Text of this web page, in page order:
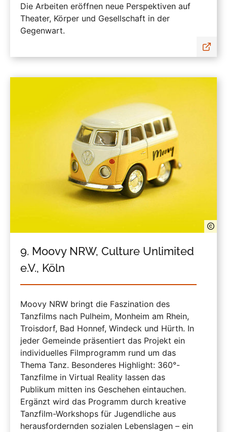
Die Arbeiten eröffnen neue Perspektiven auf
Theater, Körper und Gesellschaft in der
Gegenwart.
9. Moovy NRW, Culture Unlimited
e.V., Köln
Moovy NRW bringt die Faszination des
Tanzfilms nach Pulheim, Monheim am Rhein,
Troisdorf, Bad Honnef, Windeck und Hürth. In
jeder Gemeinde präsentiert das Projekt ein
individuelles Filmprogramm rund um das
Thema Tanz. Besonderes Highlight: 360°-
Tanzfilme in Virtual Reality lassen das
Publikum mitten ins Geschehen eintauchen.
Ergänzt wird das Programm durch kreative
Tanzfilm-Workshops für Jugendliche aus
herausfordernden sozialen Lebenslagen – ein